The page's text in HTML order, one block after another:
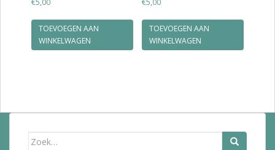
€5,00
TOEVOEGEN AAN
WINKELWAGEN
€5,00
TOEVOEGEN AAN
WINKELWAGEN
Zoek